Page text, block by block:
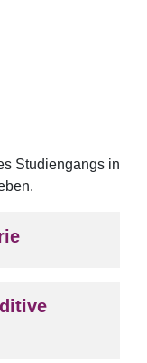
Studiengangs in